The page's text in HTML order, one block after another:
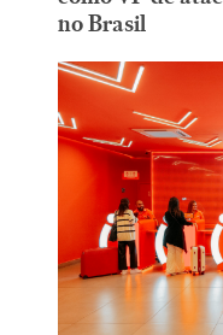
no Brasil